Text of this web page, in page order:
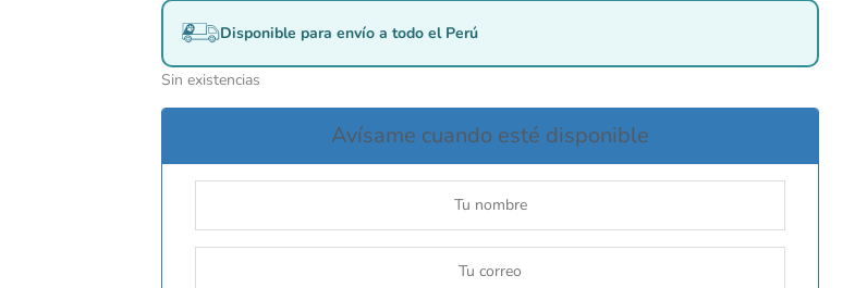
Disponible para envío a todo el Perú
Sin existencias
Avísame cuando esté disponible